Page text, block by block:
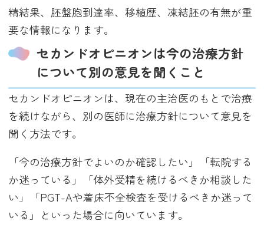
精結果、胚盤胞到達率、移植歴、凍結胚の有無が重
要な情報になります。
セカンドオピニオンは今の治療方針
について別の意見を聞くこと
セカンドオピニオンは、現在の主治医のもとで治療
を続けながら、別の医師に治療方針について意見を
聞く方法です。
「今の治療方針でよいのか確認したい」「転院する
か迷っている」「体外受精を続けるべきか相談した
い」「PGT-Aや着床不全検査を受けるべきか迷って
いる」といった場合に向いています。